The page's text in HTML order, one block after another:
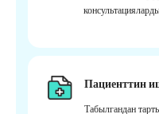
Пациенттин
Табылгандан